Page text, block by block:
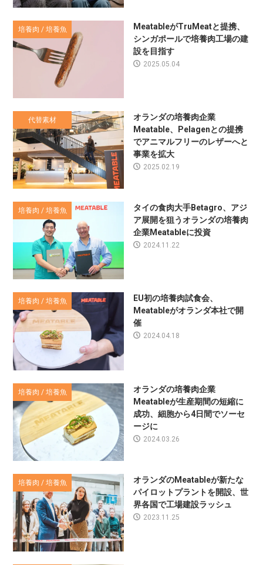
培養肉 / 培養魚
MeatableがTruMeatと提携、
シンガポールで培養肉工場の建
設を目指す
2025.05.04
代替素材
オランダの培養肉企業
Meatable、Pelagenとの提携
でアニマルフリーのレザーへと
事業を拡大
2025.02.19
培養肉 / 培養魚
タイの食肉大手Betagro、アジ
ア展開を狙うオランダの培養肉
企業Meatableに投資
2024.11.22
培養肉 / 培養魚
EU初の培養肉試食会、
Meatableがオランダ本社で開
催
2024.04.18
培養肉 / 培養魚
オランダの培養肉企業
Meatableが生産期間の短縮に
成功、細胞から4日間でソーセ
ージに
2024.03.26
培養肉 / 培養魚
オランダのMeatableが新たな
パイロットプラントを開設、世
界各国で工場建設ラッシュ
2023.11.25